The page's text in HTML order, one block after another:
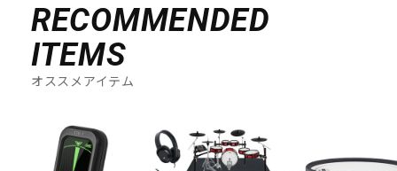
RECOMMENDED
ITEMS
オススメアイテム